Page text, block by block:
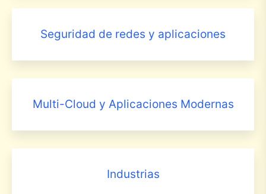
Seguridad de redes y aplicaciones
Multi-Cloud y Aplicaciones Modernas
Industrias